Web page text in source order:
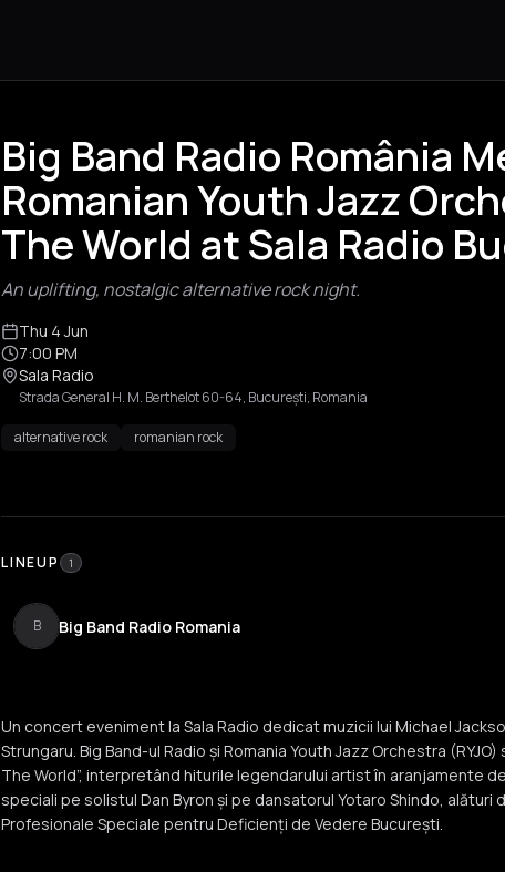
Big Band Radio România
Romanian Youth Jazz
The World at Sala Radio
An uplifting, nostalgic alternative rock night.
Thu 4 Jun
7:00 PM
Sala Radio
Strada General H. M. Berthelot 60-64, București, Romania
alternative rock romanian rock
LINEUP 1
B Big Band Radio Romania
Un concert eveniment la Sala Radio dedicat muzicii lui Michael
Strungaru. Big Band-ul Radio și Romania Youth Jazz Orchestra
The World”, interpretând hiturile legendarului artist în aranjamente
speciali pe solistul Dan Byron și pe dansatorul Yotaro Shindo, alături
Profesionale Speciale pentru Deficienți de Vedere București.